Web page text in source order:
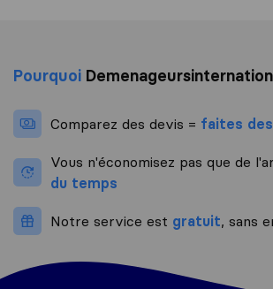
Pourquoi
Comparez des devis = faites
Vous n'économisez pas que de
du temps
Notre service est gratuit, sans